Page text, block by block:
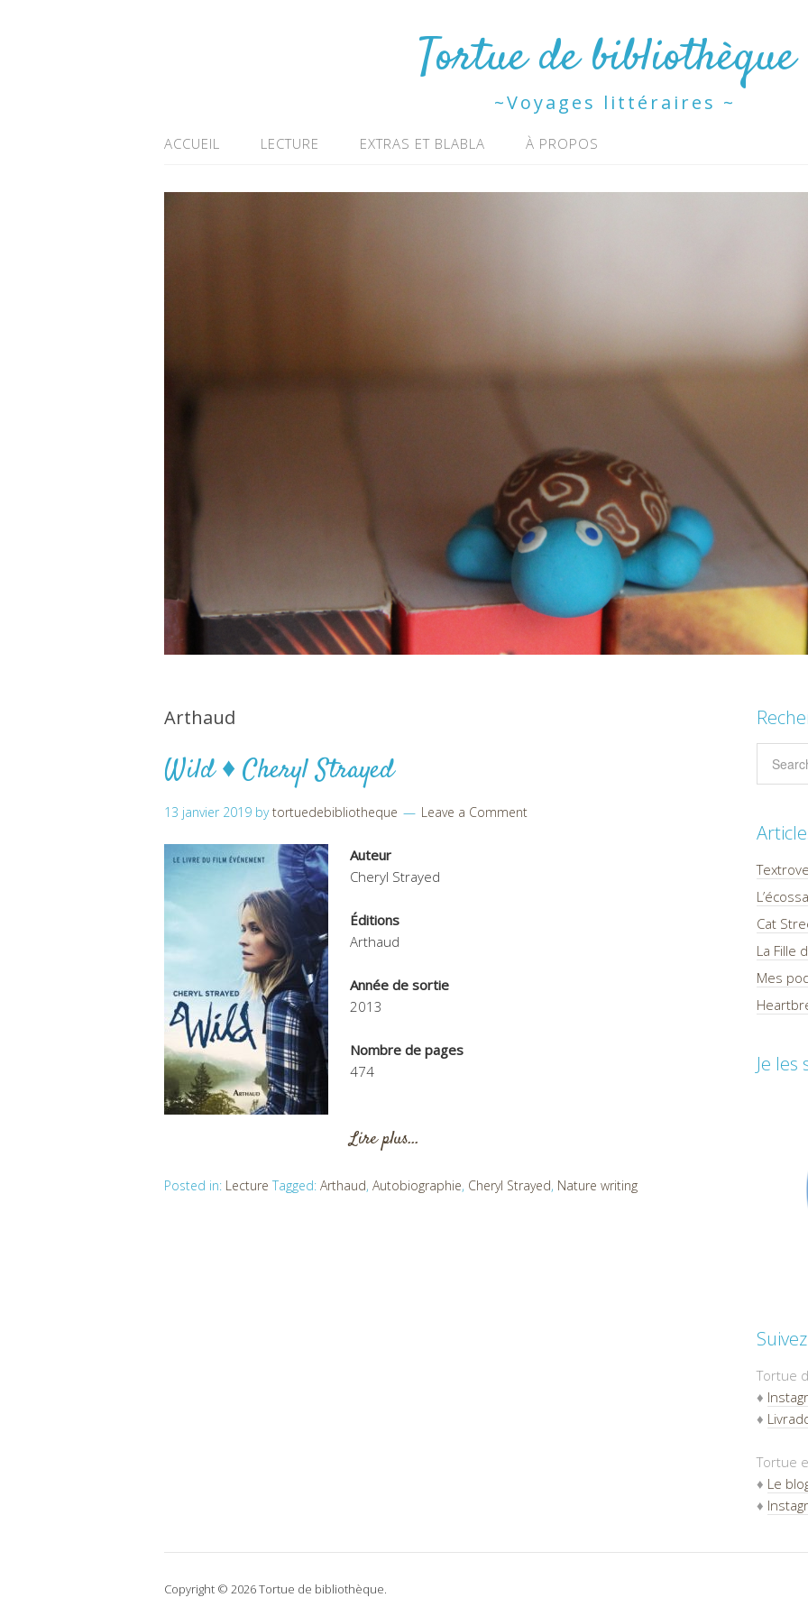
Tortue de bibliothèque
~Voyages littéraires ~
ACCUEIL LECTURE EXTRAS ET BLABLA À PROPOS
Arthaud
Wild ♦ Cheryl Strayed
13 janvier 2019 bytortuedebibliotheque Leave a Comment
Auteur
Cheryl Strayed
Éditions
Arthaud
Année de sortie
2013
Nombre de pages
474
Lire plus…
Posted in: Lecture Tagged: Arthaud, Autobiographie, Cheryl Strayed, Nature writing
Cat
La Fille
Mes
Je les
Tortue
♦
♦
Tortue
♦ Le
♦
Copyright © 2026 Tortue de bibliothèque.